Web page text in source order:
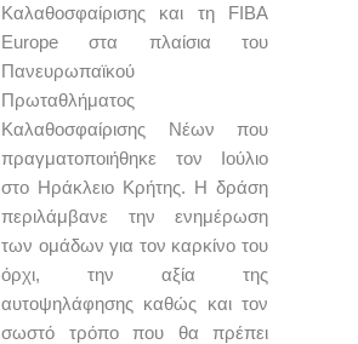
Καλαθοσφαίρισης και τη FIBA
Europe στα πλαίσια του
Πανευρωπαϊκού
Πρωταθλήματος
Καλαθοσφαίρισης Νέων που
πραγματοποιήθηκε τον Ιούλιο
στο Ηράκλειο Κρήτης. H δράση
περιλάμβανε την ενημέρωση
των ομάδων για τον καρκίνο του
όρχι, την αξία της
αυτοψηλάφησης καθώς και τον
σωστό τρόπο που θα πρέπει